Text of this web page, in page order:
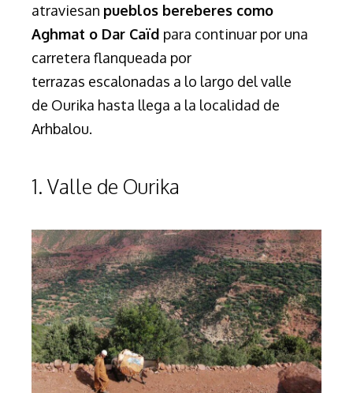
atraviesan pueblos bereberes como
Aghmat o Dar Caïd para continuar por una
carretera flanqueada por
terrazas escalonadas a lo largo del valle
de Ourika hasta llega a la localidad de
Arhbalou.
1. Valle de Ourika